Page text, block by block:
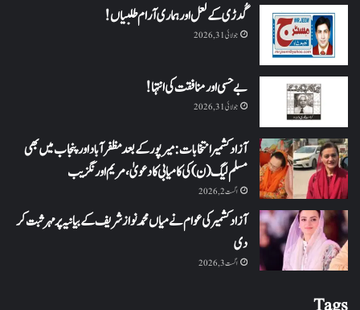
گُدڑی کے لعل اور ہماری آرام طلبیاں!
جولائی 31, 2026
بے حسی اور منافقت کی انتہا !
جولائی 31, 2026
آزاد کشمیر انتخابات: میرپور کے بعد مظفرآباد اور پنجاب میں بھی
مسلم لیگ (ن) کی کامیابی کا دعویٰ، مریم اورنگزیب
اگست 2, 2026
آزاد کشمیر کی عوام نے میاں محمد نواز شریف کے بیانیہ پر مہر ثبت کر
دی
اگست 3, 2026